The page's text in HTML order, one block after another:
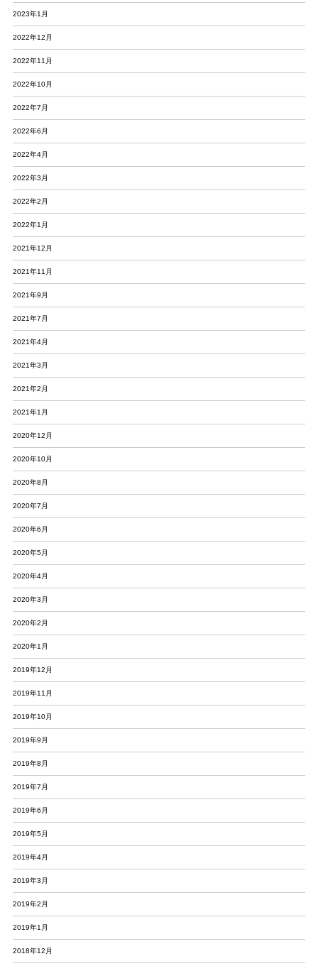
2023年1月
2022年12月
2022年11月
2022年10月
2022年7月
2022年6月
2022年4月
2022年3月
2022年2月
2022年1月
2021年12月
2021年11月
2021年9月
2021年7月
2021年4月
2021年3月
2021年2月
2021年1月
2020年12月
2020年10月
2020年8月
2020年7月
2020年6月
2020年5月
2020年4月
2020年3月
2020年2月
2020年1月
2019年12月
2019年11月
2019年10月
2019年9月
2019年8月
2019年7月
2019年6月
2019年5月
2019年4月
2019年3月
2019年2月
2019年1月
2018年12月